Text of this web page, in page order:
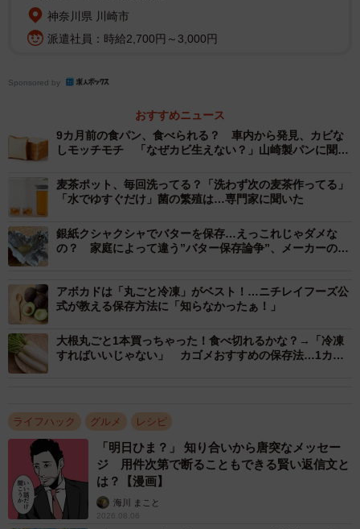
生きているもやしは、野菜室ではなく「チルド室」へ！※画像はイメー
ジです（paylessimages/stock.adobe.com）
▽袋に穴を開けてから冷蔵庫に保存
生きているもやしの呼吸により、時間が経つと袋が膨らん
で水がたまってしまうといいます。それを防ぐため、「も
保存しましょう。
▽一度湯通ししてから冷蔵庫で保存
一度湯通ししてから、ペーパータオルなどで水気をしっか
することで雑菌が減り、劣化速度を抑えることができるそ
う。湯通ししたもやしは、そのまま「ナムル」や「おひた
し」に活用できるというメリットも。
▽水につけた状態で冷蔵庫に保存
神奈川県 川崎市
派遣社員：時給2,700円～3,000円
Sponsored by
おすすめニュース
9カ月前の食パン、食べられる？ 車内から発見、カビな
しモッチモチ 「なぜカビ生えない？」山崎製パンに聞い
麦茶ポット、毎回洗ってる？「洗わず次の麦茶作ってる」
「水でゆすぐだけ」菌の繁殖は…専門家に聞いた
銀紙クシャクシャでバターを保存…えっこれじゃダメな
の？ 家庭によって違う”バター保存論争”、メーカーの意
アボカドは「丸ごと冷凍」がベスト！…ニチレイフーズ公
式が教える保存方法に「知らなかったぁ！」
大根丸ごと1本買っちゃった！食べ切れるかな？→「冷凍
すればいいじゃない」 カゴメおすすめの保存法…1カ月
ライフハック グルメ レシピ
「明日ひま？」 知り合いから唐突なメッセー
ジ 用件次第で断ることもできる賢い返信文と
は？【漫画】
海川 まこと
2026.08.06